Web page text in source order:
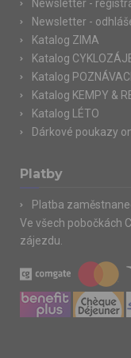
Newsletter -
Newsletter -
Katalog ZIMA
Katalog
Katalog POZNÁVACÍ
Katalog KEMPY &
Katalog LÉTO
Dárkové poukazy
Platby
Platba
Ve všech pobočkách
zájezdu.